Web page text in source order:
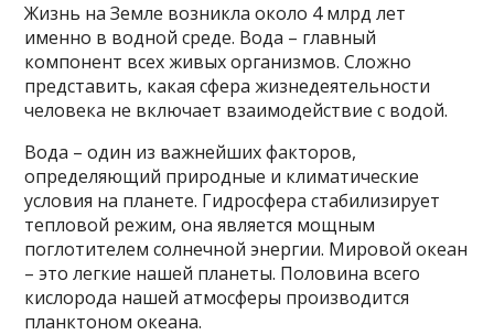
Жизнь на Земле возникла около 4 млрд лет
именно в водной среде. Вода – главный
компонент всех живых организмов. Сложно
представить, какая сфера жизнедеятельности
человека не включает взаимодействие с водой.
Вода – один из важнейших факторов,
определяющий природные и климатические
условия на планете. Гидросфера стабилизирует
тепловой режим, она является мощным
поглотителем солнечной энергии. Мировой океан
– это легкие нашей планеты. Половина всего
кислорода нашей атмосферы производится
планктоном океана.